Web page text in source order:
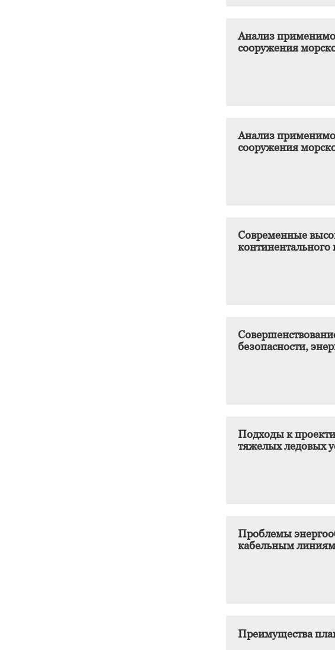
Анализ
сооружения
Анализ
сооружения
Современные
безопасности,
Подходы к
тяжелых ледовых
Проблемы
кабельным
Преимущества